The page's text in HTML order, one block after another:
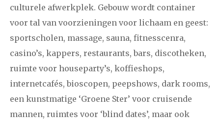
culturele afwerkplek. Gebouw wordt container
voor tal van voorzieningen voor lichaam en geest:
sportscholen, massage, sauna, fitnesscenra,
casino’s, kappers, restaurants, bars, discotheken,
ruimte voor houseparty’s, koffieshops,
internetcafés, bioscopen, peepshows, dark rooms,
een kunstmatige ‘Groene Ster’ voor cruisende
mannen, ruimtes voor ‘blind dates’, maar ook